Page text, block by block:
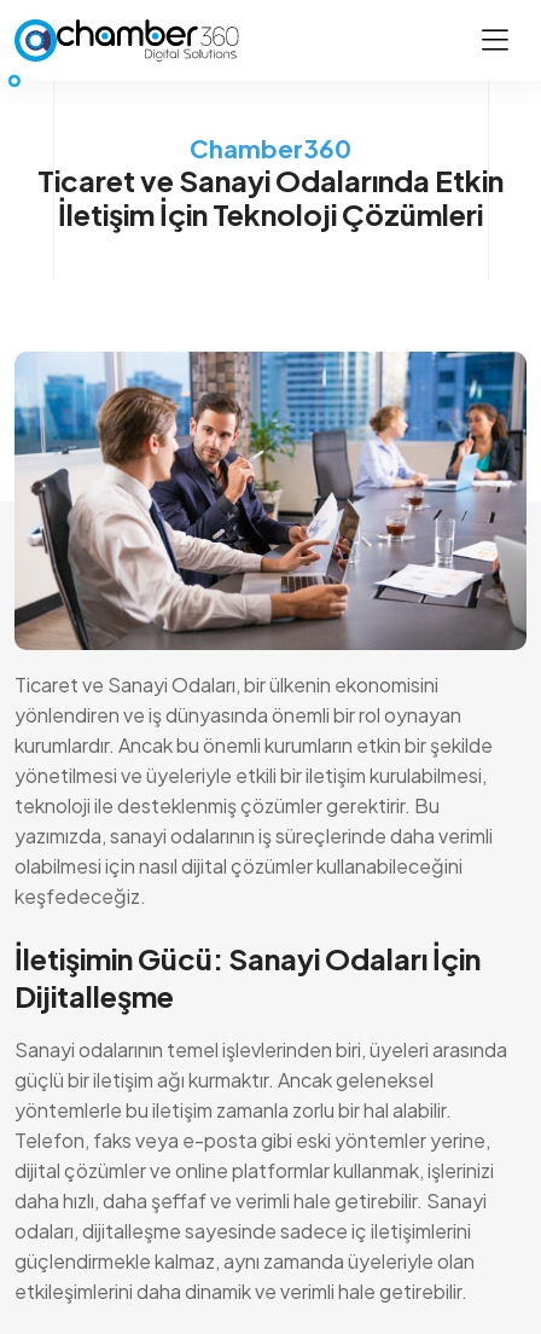
Chamber360
Ticaret ve Sanayi Odalarında Etkin
İletişim İçin Teknoloji Çözümleri
Ticaret ve Sanayi Odaları, bir ülkenin ekonomisini
yönlendiren ve iş dünyasında önemli bir rol oynayan
kurumlardır. Ancak bu önemli kurumların etkin bir şekilde
yönetilmesi ve üyeleriyle etkili bir iletişim kurulabilmesi,
teknoloji ile desteklenmiş çözümler gerektirir. Bu
yazımızda, sanayi odalarının iş süreçlerinde daha verimli
olabilmesi için nasıl dijital çözümler kullanabileceğini
keşfedeceğiz.
İletişimin Gücü: Sanayi Odaları İçin
Dijitalleşme
Sanayi odalarının temel işlevlerinden biri, üyeleri arasında
güçlü bir iletişim ağı kurmaktır. Ancak geleneksel
yöntemlerle bu iletişim zamanla zorlu bir hal alabilir.
Telefon, faks veya e-posta gibi eski yöntemler yerine,
dijital çözümler ve online platformlar kullanmak, işlerinizi
daha hızlı, daha şeffaf ve verimli hale getirebilir. Sanayi
odaları, dijitalleşme sayesinde sadece iç iletişimlerini
güçlendirmekle kalmaz, aynı zamanda üyeleriyle olan
etkileşimlerini daha dinamik ve verimli hale getirebilir.